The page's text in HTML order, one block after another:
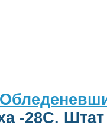
-28С.